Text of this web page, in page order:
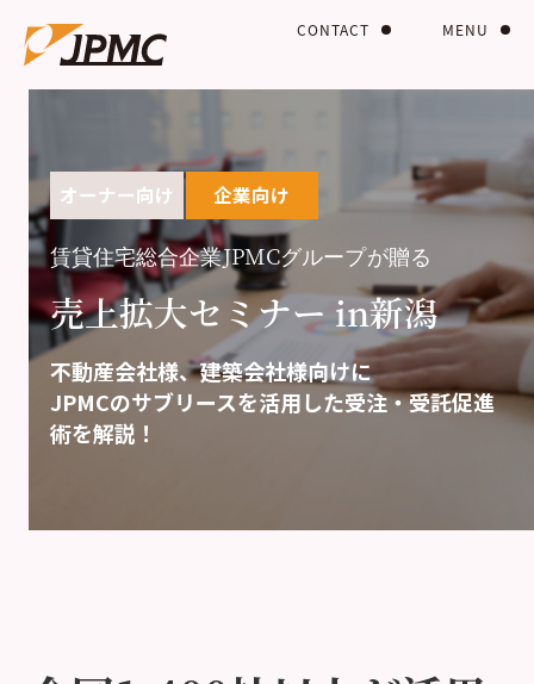
MENU
CONTACT
オーナー向け 企業向け
賃貸住宅総合企業JPMCグループが贈る
売上拡大セミナー in新潟
不動産会社様、建築会社様向けに
JPMCのサブリースを活用した受注・受託促進
術を解説！